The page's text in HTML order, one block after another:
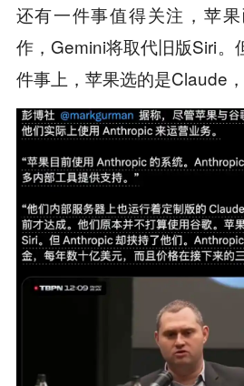
还有一件事值得关注，苹
作，Gemini将取代旧版Siri。
件事上，苹果选的是Claude